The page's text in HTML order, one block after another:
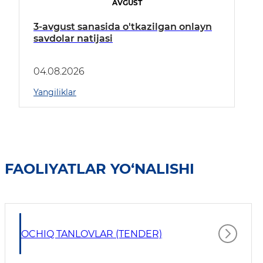
AVGUST
3-avgust sanasida o'tkazilgan onlayn
savdolar natijasi
04.08.2026
Yangiliklar
FAOLIYATLAR YO‘NALISHI
OCHIQ TANLOVLAR (TENDER)